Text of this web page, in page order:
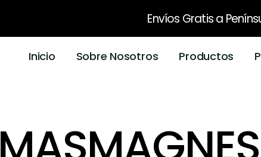
Envíos Gratisa
Inicio Sobre Nosotros Productos